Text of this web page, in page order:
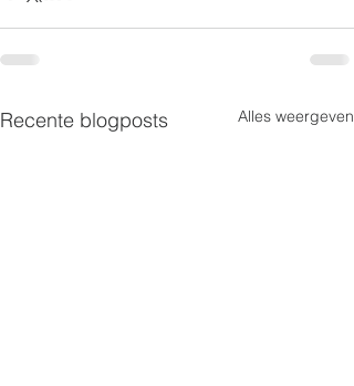
Recente blogposts Alles weergeven